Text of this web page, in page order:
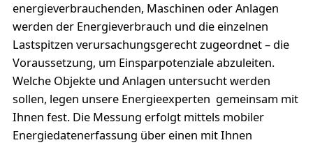
energieverbrauchenden, Maschinen oder Anlagen
werden der Energieverbrauch und die einzelnen
Lastspitzen verursachungsgerecht zugeordnet – die
Voraussetzung, um Einsparpotenziale abzuleiten.
Welche Objekte und Anlagen untersucht werden
sollen, legen unsere Energieexperten gemeinsam mit
Ihnen fest. Die Messung erfolgt mittels mobiler
Energiedatenerfassung über einen mit Ihnen